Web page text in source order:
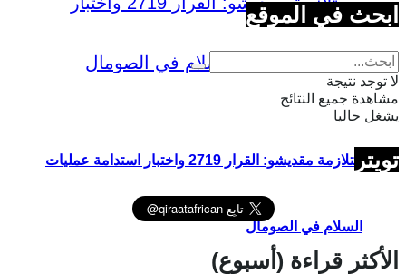
متلازمة مقديشو: القرار 2719 واختبار استدامة عمليات
السلام في الصومال
ابحث في الموقع
لا توجد نتيجة
مشاهدة جميع النتائج
يشغل حاليا
تويتر
الأكثر قراءة (أسبوع)